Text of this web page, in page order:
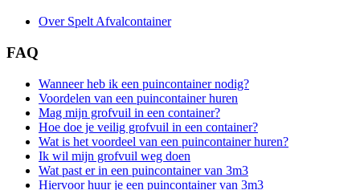
Over Spelt Afvalcontainer
FAQ
Wanneer heb ik een puincontainer nodig?
Voordelen van een puincontainer huren
Mag mijn grofvuil in een container?
Hoe doe je veilig grofvuil in een container?
Wat is het voordeel van een puincontainer huren?
Ik wil mijn grofvuil weg doen
Wat past er in een puincontainer van 3m3
Hiervoor huur je een puincontainer van 3m3